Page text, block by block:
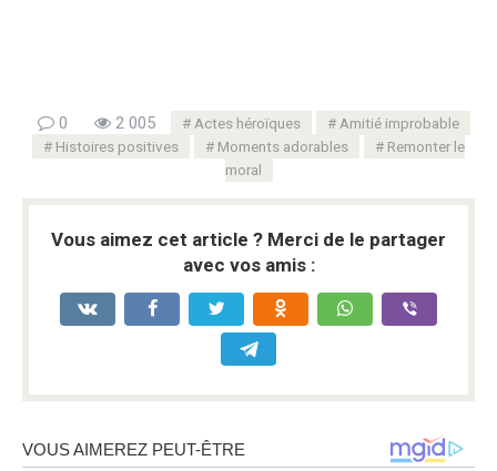
0 2 005 Actes héroïques
Amitié improbable
Histoires positives
Moments adorables
Remonter le
moral
Vous aimez cet article ? Merci de le partager
avec vos amis :